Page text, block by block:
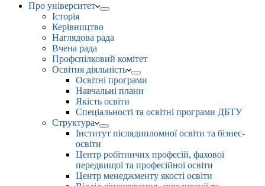
Про університет
Історія
Керівництво
Наглядова рада
Вчена рада
Профспілковий комітет
Освітня діяльність
Освітні програми
Навчальні плани
Якість освіти
Спеціальності та освітні програми ДБТУ
Структура
Інститут післядипломної освіти та бізнес-
освіти
Центр робітничих професій, фахової
передвищої та професійної освіти
Центр менеджменту якості освіти